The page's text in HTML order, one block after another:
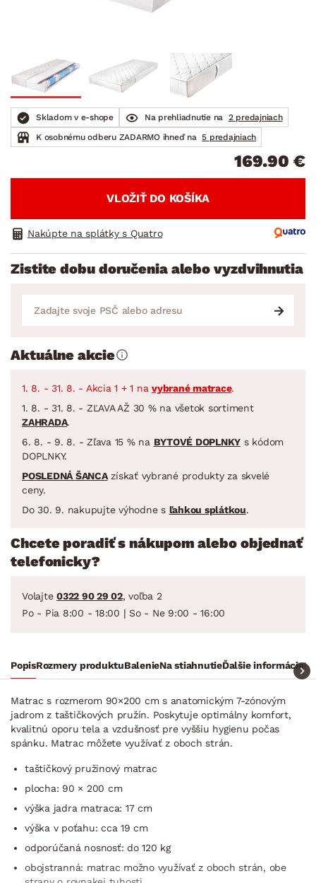
Skladom v e-shope Na prehliadnutie na
2 predajniach
K osobnému odberu ZADARMO ihneď na 5 predajniach
169.90 €
VLOŽIŤ DO KOŠÍKA
Nakúpte na splátky s Quatro
Zistite dobu doručenia alebo vyzdvihnutia
Aktuálne akcie
1. 8. - 31. 8. - Akcia 1 + 1 na vybrané matrace.
1. 8. - 31. 8. - ZĽAVA AŽ 30 % na všetok sortiment
ZAHRADA.
6. 8. - 9. 8. - Zľava 15 % na BYTOVÉ DOPLNKY s kódom
DOPLNKY.
POSLEDNÁ ŠANCAzískať vybrané produkty za skvelé
ceny.
Do 30. 9. nakupujte výhodne s ľahkou splátkou.
Chcete poradiť s nákupom alebo objednať
telefonicky?
Volajte 0322 90 29 02, voľba 2
Po - Pia 8:00 - 18:00 | So - Ne 9:00 - 16:00
PopisRozmery produktuBalenieNa stiahnutieĎalšie informácie
Matrac s rozmerom 90×200 cm s anatomickým 7-zónovým
jadrom z taštičkových pružín. Poskytuje optimálny komfort,
kvalitnú oporu tela a vzdušnosť pre vyššiu hygienu počas
spánku. Matrac môžete využívať z oboch strán.
taštičkový pružinový matrac
plocha: 90 × 200 cm
výška jadra matraca: 17 cm
výška v poťahu: cca 19 cm
odporúčaná nosnosť: do 120 kg
obojstranná: matrac možno využívať z oboch strán, obe